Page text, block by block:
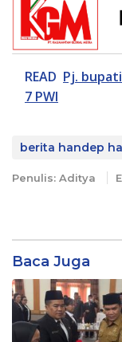
READ Pj.
7 PWI
berita handep
Penulis: Aditya
Baca Juga